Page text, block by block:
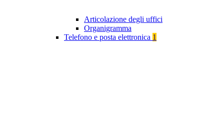
Articolazione degli uffici
Organigramma
Telefono e posta elettronica 1